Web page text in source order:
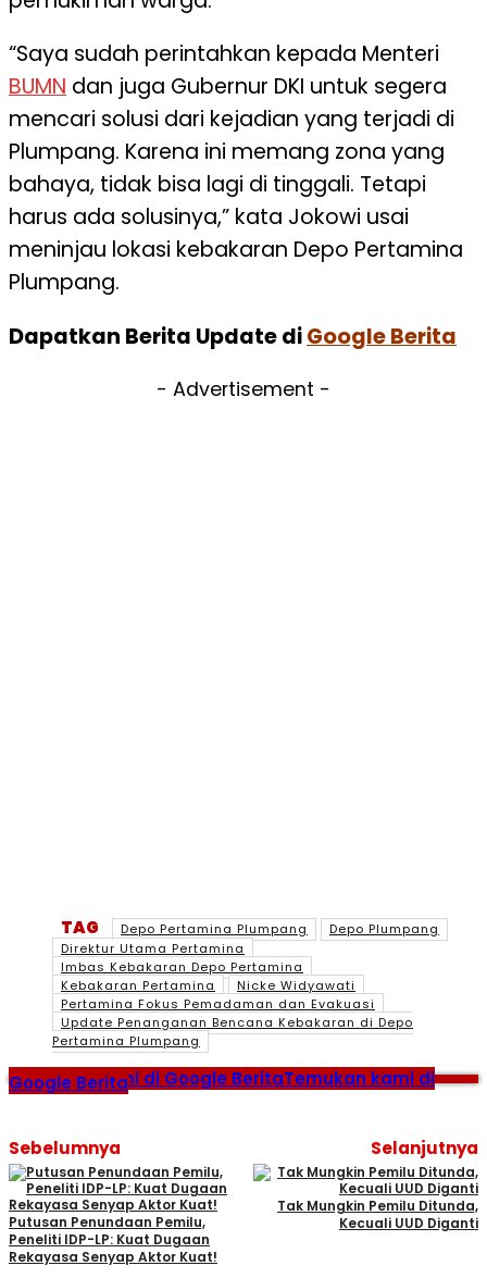
“Saya sudah perintahkan kepada Menteri
BUMN dan juga Gubernur DKI untuk segera
mencari solusi dari kejadian yang terjadi di
Plumpang. Karena ini memang zona yang
bahaya, tidak bisa lagi di tinggali. Tetapi
harus ada solusinya,” kata Jokowi usai
meninjau lokasi kebakaran Depo Pertamina
Plumpang.
Dapatkan Berita Update diGoogle Berita
- Advertisement -
TAG Depo Pertamina Plumpang
Depo Plumpang
Direktur Utama Pertamina
Imbas Kebakaran Depo Pertamina
Kebakaran Pertamina
Nicke Widyawati
Pertamina Fokus Pemadaman dan Evakuasi
Update Penanganan Bencana Kebakaran di Depo
Pertamina Plumpang
Temukan kami di Google BeritaTemukan kami di
Google Berita
Sebelumnya
Putusan Penundaan Pemilu,
Peneliti IDP-LP: Kuat Dugaan
Rekayasa Senyap Aktor Kuat!
Selanjutnya
Tak Mungkin Pemilu Ditunda,
Kecuali UUD Diganti